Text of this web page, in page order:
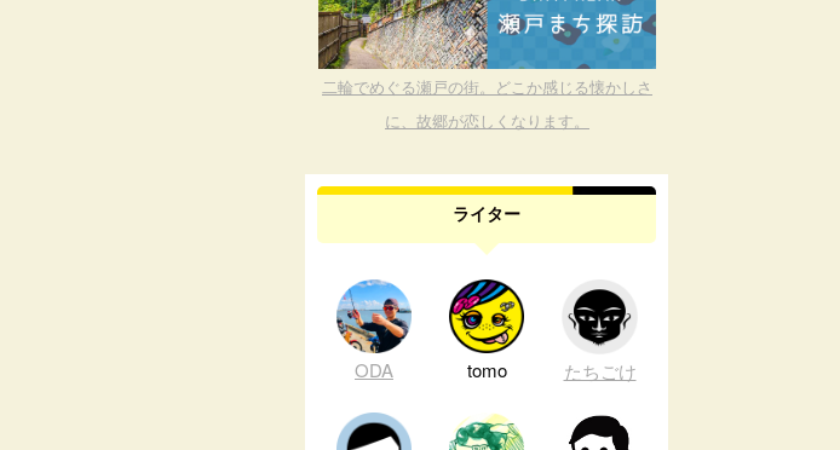
二輪でめぐる瀬戸の街。どこか感じる懐かしさ
に、故郷が恋しくなります。
ライター
ODA tomo たちごけ